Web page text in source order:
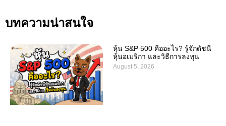
บทความน่าสนใจ
หุ้น S&P 500 คืออะไร? รู้จักดัชนี
หุ้นอเมริกา และวิธีการลงทุน
August 5, 2026